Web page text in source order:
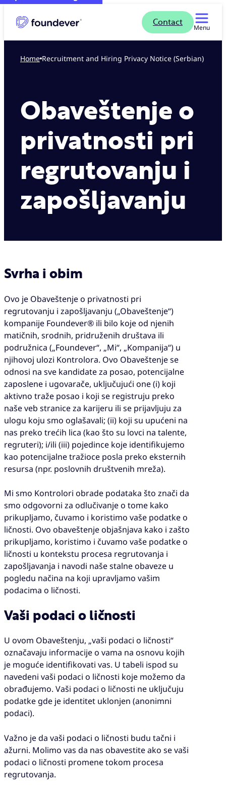
Contact
Menu
Home Recruitment and Hiring Privacy Notice (Serbian)
Obaveštenje o
privatnosti pri
regrutovanju i
zapošljavanju
Svrha i obim
Ovo je Obaveštenje o privatnosti pri
regrutovanju i zapošljavanju („Obaveštenje“)
kompanije Foundever® ili bilo koje od njenih
matičnih, srodnih, pridruženih društava ili
podružnica („Foundever“, „Mi“, „Kompanija“) u
njihovoj ulozi Kontrolora. Ovo Obaveštenje se
odnosi na sve kandidate za posao, potencijalne
zaposlene i ugovarače, uključujući one (i) koji
aktivno traže posao i koji se registruju preko
naše veb stranice za karijeru ili se prijavljuju za
ulogu koju smo oglašavali; (ii) koji su upućeni na
nas preko trećih lica (kao što su lovci na talente,
regruteri); i/ili (iii) pojedince koje identifikujemo
kao potencijalne tražioce posla preko eksternih
resursa (npr. poslovnih društvenih mreža).
Mi smo Kontrolori obrade podataka što znači da
smo odgovorni za odlučivanje o tome kako
prikupljamo, čuvamo i koristimo vaše podatke o
ličnosti. Ovo obaveštenje objašnjava kako i zašto
prikupljamo, koristimo i čuvamo vaše podatke o
ličnosti u kontekstu procesa regrutovanja i
zapošljavanja i navodi naše stalne obaveze u
pogledu načina na koji upravljamo vašim
podacima o ličnosti.
Vaši podaci o ličnosti
U ovom Obaveštenju, „vaši podaci o ličnosti“
označavaju informacije o vama na osnovu kojih
je moguće identifikovati vas. U tabeli ispod su
navedeni vaši podaci o ličnosti koje možemo da
obrađujemo. Vaši podaci o ličnosti ne uključuju
podatke gde je identitet uklonjen (anonimni
podaci).
Važno je da vaši podaci o ličnosti budu tačni i
ažurni. Molimo vas da nas obavestite ako se vaši
podaci o ličnosti promene tokom procesa
regrutovanja.